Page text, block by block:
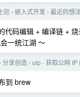
题 › 嵌入式开发 › 最近的想
代码编辑 + 编译链 +
一统江湖 ～
› 分享创造 › uip - 获取公网 IP
到 brew